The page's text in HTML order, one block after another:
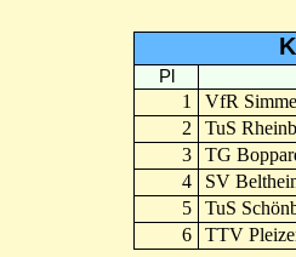
Pl
1
VfR
2
TuS
3
TG
4
SV
5
TuS
6
TTV